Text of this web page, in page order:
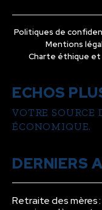
Politiques de
Mentions
Charte éthique
ECHOS
VOTRE
ÉCONOMIQUE.
DERNIERS
Retraite des mères